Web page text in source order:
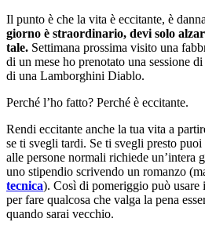
Il punto è che la vita è eccitante, è
giorno è straordinario, devi solo
tale. Settimana prossima visito una
di un mese ho prenotato una sessione
di una Lamborghini Diablo.
Perché l’ho fatto? Perché è eccitante.
Rendi eccitante anche la tua vita a
se ti svegli tardi. Se ti svegli presto
alle persone normali richiede un’intera
uno stipendio scrivendo un romanzo
tecnica). Così di pomeriggio può usare
per fare qualcosa che valga la pena
quando sarai vecchio.